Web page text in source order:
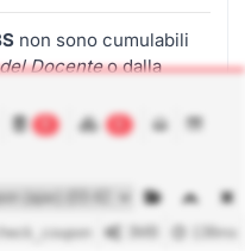
non sono cumulabili
Docenteo dalla
le condizioni
in caso di dubbi,
ottenere
138ms